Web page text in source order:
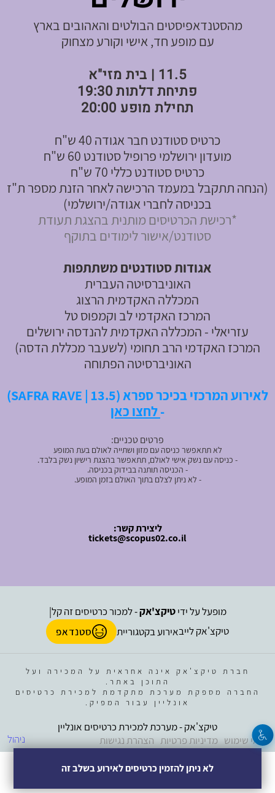
מהסטנדאפיסטים הבולטים והאהובים בארץ
עם מופע חד, אישי וקורע מצחוק
11.5 | בית מזי"א
פתיחת דלתות 19:30
תחילת מופע 20:00
כרטיס סטודנט חבר אגודה 40 ש"ח
מועדון ירושלמי פרופיל סטודנט 60 ש"ח
כרטיס סטודנט כללי 70 ש"ח
(הנחה תתקבל במעמד הרכישה לאחר הזנת מספר ת"ז
בכניסה לחברי אגודה/ירושלמי)
*רכישת הכרטיסים מותנית בהצגת תעודת
סטודנט/אישור לימודים בתוקף
אגודות סטודנטים משתתפות
האוניברסיטה העברית
המכללה האקדמית הרצוג
המרכז האקדמי לב וקמפוס טל
עזריאלי - המכללה האקדמית להנדסה ירושלים
המרכז האקדמי הרב תחומי (לשעבר מכללת הדסה)
האוניברסיטה הפתוחה
לאירוע המרכזי בכיכר ספרא (SAFRA RAVE | 13.5)
-לחצו כאן
פרטים טכניים:
לא תתאפשר כניסה עם מזון ושתייה לאולם בעת המופע
- כניסה עם נשק אישי לאולם, תתאפשר בהצגת רישיון נשק בלבד.
- הכניסה תותנה בבידוק בכניסה.
- לא ניתן לצלם בתוך האולם בזמן המופע.
ליצירת קשר:
tickets@scopus02.co.il
מופעל על ידיטיקצ'אק- למכור כרטיסים זה קל
טיקצ'אק לייבאירוע בקטגוריית סטנדאפ
חברת טיקצ'אק אינה אחראית על המכירה ועל
התוכן באתר.
החברה מספקת מערכת מתקדמת למכירת כרטיסים
אונליין עבור המפיק.
ניהול
טיקצ'אק - מערכת למכירת כרטיסים אונליין
תנאי שימוש מדיניות פרטיות הצהרת נגישות
לא ניתן להזמין כרטיסים לאירוע בשלב זה